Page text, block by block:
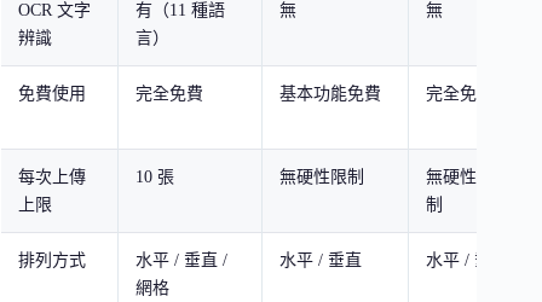
OCR 文字
辨識
有（11 種語
言）
無 無
免費使用 完全免費 基本功能免費 完全免費
每次上傳
上限
10 張 無硬性限制
無硬性限
制
排列方式
水平 / 垂直 /
網格
水平 / 垂直 水平 / 垂直